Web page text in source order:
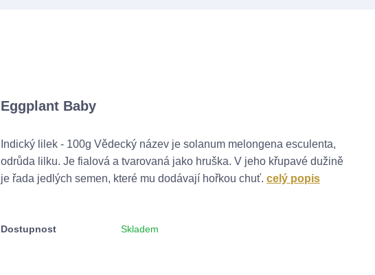
Eggplant Baby
Indický lilek - 100g Vědecký název je solanum melongena esculenta,
odrůda lilku. Je fialová a tvarovaná jako hruška. V jeho křupavé dužině
je řada jedlých semen, které mu dodávají hořkou chuť. celý popis
Dostupnost Skladem